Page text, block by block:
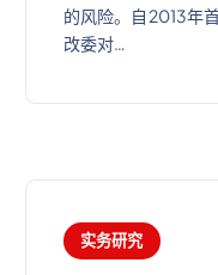
的风险。自2013年
改委对…
实务研究